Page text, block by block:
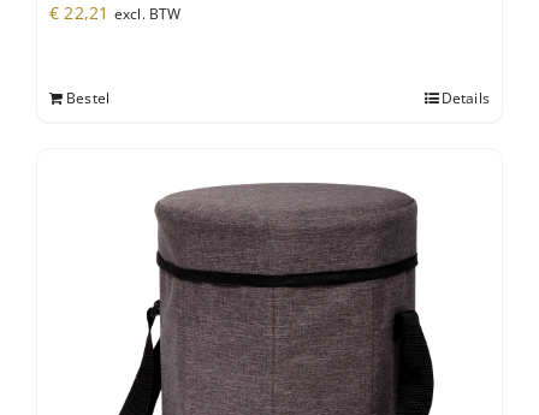
€ 22,21 excl. BTW
Bestel Details